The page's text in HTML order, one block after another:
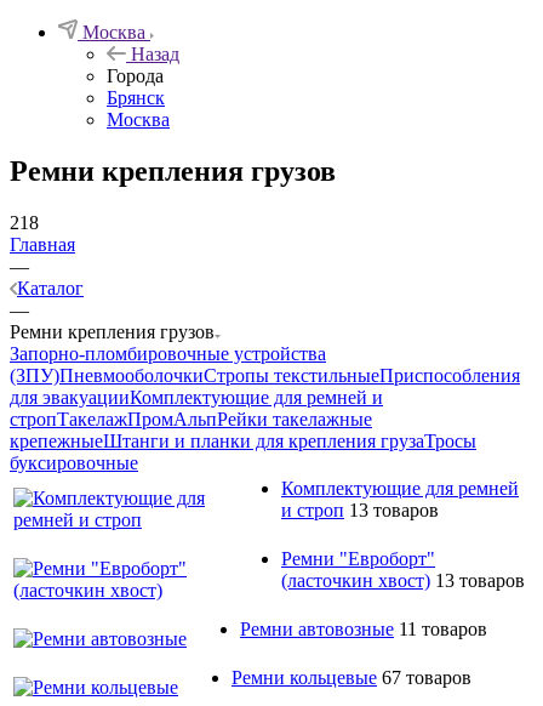
Москва
Назад
Города
Брянск
Москва
Ремни крепления грузов
218
Главная
—
Каталог
—
Ремни крепления грузов
Запорно-пломбировочные устройства
(ЗПУ)ПневмооболочкиСтропы текстильныеПриспособления
для эвакуацииКомплектующие для ремней и
стропТакелажПромАльпРейки такелажные
крепежныеШтанги и планки для крепления грузаТросы
буксировочные
Комплектующие для ремней
и строп 13 товаров
Ремни "Евроборт"
(ласточкин хвост) 13 товаров
Ремни автовозные 11 товаров
Ремни кольцевые 67 товаров